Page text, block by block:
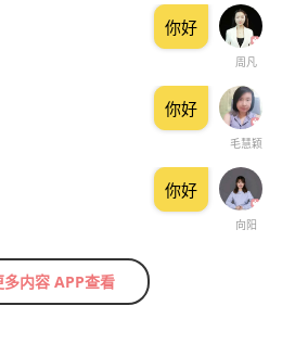
周凡
你好
毛慧颖
你好
向阳
你好
多内容 APP查看